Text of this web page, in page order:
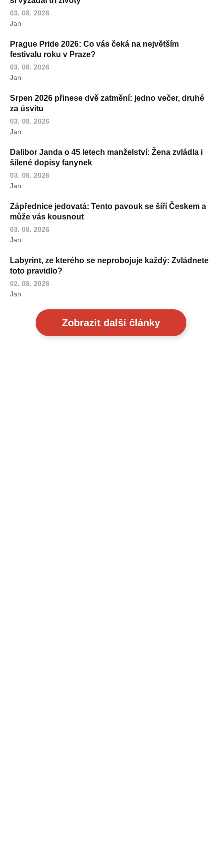
03. 08. 2026
Jan
Prague Pride 2026: Co vás čeká na největším
festivalu roku v Praze?
03. 08. 2026
Jan
Srpen 2026 přinese dvě zatmění: jedno večer, druhé
za úsvitu
03. 08. 2026
Jan
Dalibor Janda o 45 letech manželství: Žena zvládla i
šílené dopisy fanynek
03. 08. 2026
Jan
Zápřednice jedovatá: Tento pavouk se šíří Českem a
může vás kousnout
03. 08. 2026
Jan
Labyrint, ze kterého se neprobojuje každý: Zvládnete
toto pravidlo?
02. 08. 2026
Jan
Zobrazit další články